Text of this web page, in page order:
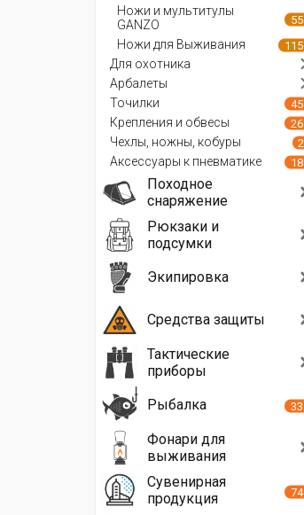
Ножи и мультитулы
GANZO
55
Ножи для Выживания 115
Для охотника
Арбалеты
Точилки
45
Крепления и обвесы 26
Чехлы, ножны, кобуры 2
Аксессуары к пневматике 18
Походное
снаряжение
Рюкзаки и
подсумки
Экипировка
Средства защиты
Тактические
приборы
Рыбалка
33
Фонари для
выживания
Сувенирная
продукция
74